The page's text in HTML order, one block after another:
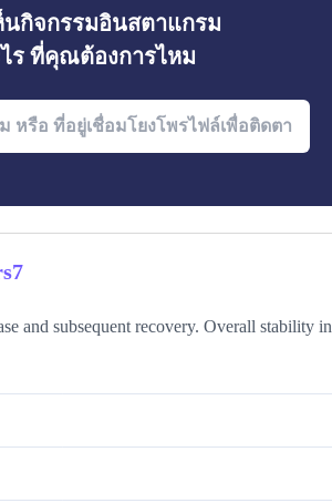
นกิจกรรมอินสตาแกรม
ร ที่คุณต้องการไหม
and subsequent recovery. Overall stability